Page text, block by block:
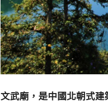
文武廟，是中國北朝式建